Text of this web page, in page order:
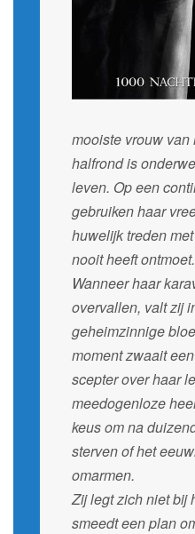
mooiste vrouw van
halfrond is
leven. Op een
gebruiken haar
huwelijk treden
nooit heeft ontmoet.
Wanneer haar
overvallen, valt zij
geheimzinnige
moment zwaait
scepter over haar
meedogenloze
keus om na
sterven of het
omarmen.
Zij legt zich niet bij
smeedt een plan